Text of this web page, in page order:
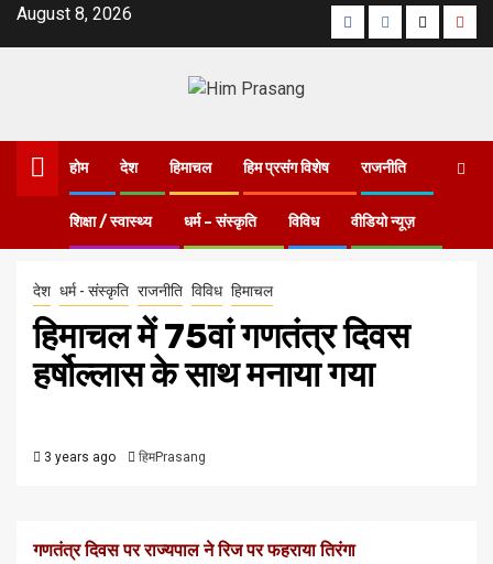
August 8, 2026
होम देश हिमाचल हिम प्रसंग विशेष राजनीति
शिक्षा / स्वास्थ्य धर्म – संस्कृति विविध वीडियो न्यूज़
हिमाचल में 75वां गणतंत्र दिवस हर्षोल्लास के साथ मनाया गया
देश धर्म - संस्कृति राजनीति विविध हिमाचल
हिमाचल में 75वां गणतंत्र दिवस
हर्षोल्लास के साथ मनाया गया
3 years ago हिमPrasang
गणतंत्र दिवस पर राज्यपाल ने रिज पर फहराया तिरंगा